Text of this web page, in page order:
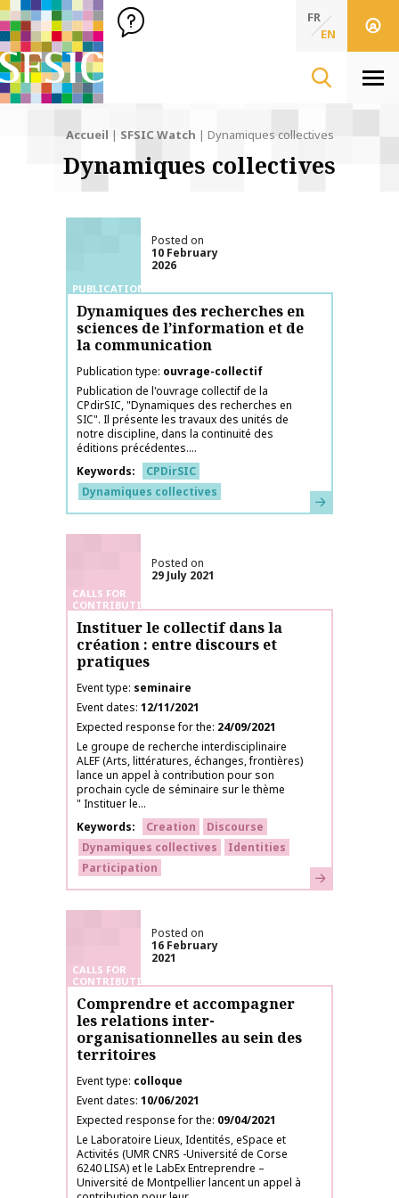
SFSIC Société Française des Sciences de l'Information & de
Société Française des Sciences de
FR
EN
Accueil | SFSIC Watch | Dynamiques collectives
Dynamiques collectives
PUBLICATIONS
Posted on
10 February
2026
Dynamiques des recherches en
sciences de l’information et de
la communication
Publication type ouvrage-collectif
Publication de l'ouvrage collectif de la
CPdirSIC, "Dynamiques des recherches en
SIC". Il présente les travaux des unités de
notre discipline, dans la continuité des
éditions précédentes....
Keywords
CPDirSIC
Dynamiques collectives
Learn more
CALLS FOR
CONTRIBUTIONS
Posted on
29 July 2021
Instituer le collectif dans la
création : entre discours et
pratiques
Event type seminaire
Event dates 12/11/2021
Expected response for the 24/09/2021
Le groupe de recherche interdisciplinaire
ALEF (Arts, littératures, échanges, frontières)
lance un appel à contribution pour son
prochain cycle de séminaire sur le thème
" Instituer le...
Keywords
Creation
Discourse
Dynamiques collectives
Identities
Participation
Learn more
CALLS FOR
CONTRIBUTIONS
Posted on
16 February
2021
Comprendre et accompagner
les relations inter-
organisationnelles au sein des
territoires
Event type colloque
Event dates 10/06/2021
Expected response for the 09/04/2021
Le Laboratoire Lieux, Identités, eSpace et
Activités (UMR CNRS -Université de Corse
6240 LISA) et le LabEx Entreprendre –
Université de Montpellier lancent un appel à